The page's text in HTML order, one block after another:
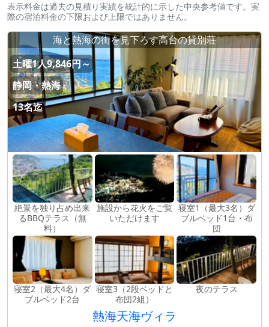
表示料金は過去の見積り実績を統計的に示した中央参考値です。実
際の宿泊料金の下限および上限ではありません。
海と熱海の街を見下ろす高台の貸別荘
土曜1人9,846円～
静岡・熱海
13名迄
絶景を独り占め出来
るBBQテラス（無
料）
施設から花火をご覧
いただけます
寝室1（最大3名）ダ
ブルベッド1台・布
団
寝室2（最大4名）ダ
ブルベッド2台
寝室3（2段ベッドと
布団2組）
夜のテラス
熱海天海ヴィラ